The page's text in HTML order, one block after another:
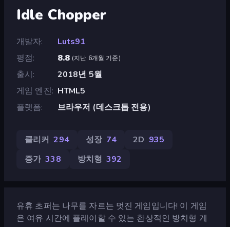
Idle Chopper
개발자
Luts91
평점
8.8 (지난 6개월 기준)
출시
2018년 5월
게임 엔진
HTML5
플랫폼
브라우저 (데스크톱 전용)
클리커 294 성장 74 2D 935
증가 338 방치형 392
유휴 초퍼는 나무를 자르는 멋진 게임입니다! 이 게임
은 여유 시간에 플레이할 수 있는 환상적인 방치형 게